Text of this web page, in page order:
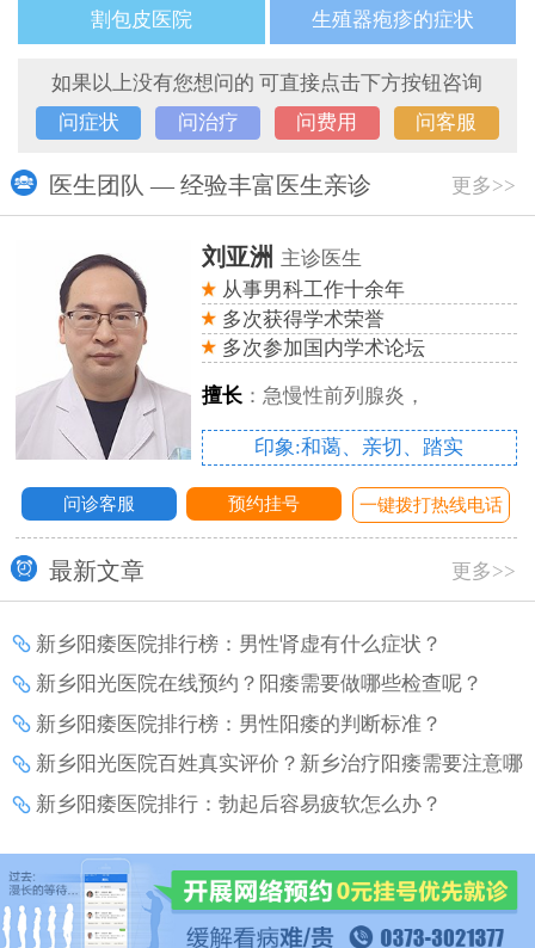
割包皮医院 生殖器疱疹的症状
如果以上没有您想问的 可直接点击下方按钮咨询
问症状
问治疗 问费用 问客服
医生团队 — 经验丰富医生亲诊 更多>>
刘亚洲 主诊医生
从事男科工作十余年
多次获得学术荣誉
多次参加国内学术论坛
擅长：急慢性前列腺炎，
印象:和蔼、亲切、踏实
问诊客服 预约挂号 一键拨打热线电话
最新文章 更多>>
新乡阳痿医院排行榜：男性肾虚有什么症状？
新乡阳光医院在线预约？阳痿需要做哪些检查呢？
新乡阳痿医院排行榜：男性阳痿的判断标准？
新乡阳光医院百姓真实评价？新乡治疗阳痿需要注意哪
些事项？
新乡阳痿医院排行：勃起后容易疲软怎么办？